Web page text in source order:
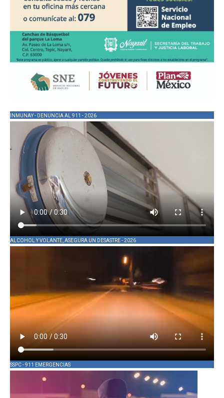
INMUNAY - DENUNCIA AL 911 - 2026
ALCOHOL Y VOLANTE, ASEGURA UN DESASTRE - 2026
SSPC - 911 EMERGENCIAS